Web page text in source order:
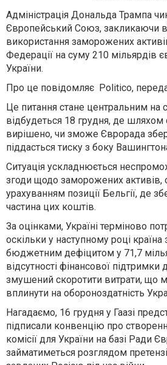
Адміністрація Дональда Трампа
Європейський Союз, закликаючи
використання заморожених
Федерації на суму 210 мільярдів
України.
Про це повідомляє Politico,
Це питання стане центральним на
відбудеться 18 грудня, де
вирішено, чи зможе Єврорада
піддасться тиску з боку
Ситуація ускладнюється
згоди щодо заморожених активів,
урахуванням позиції Бельгії, де
частина цих коштів.
За оцінками, Україні терміново
оскільки у наступному році країна
бюджетним дефіцитом у 71,7
відсутності фінансової підтримки
змушений скоротити витрати, що
вплинути на обороноздатність
Нагадаємо, 16 грудня у Гаазі
підписали конвенцію про
комісії для України на базі Ради
займатиметься розглядом